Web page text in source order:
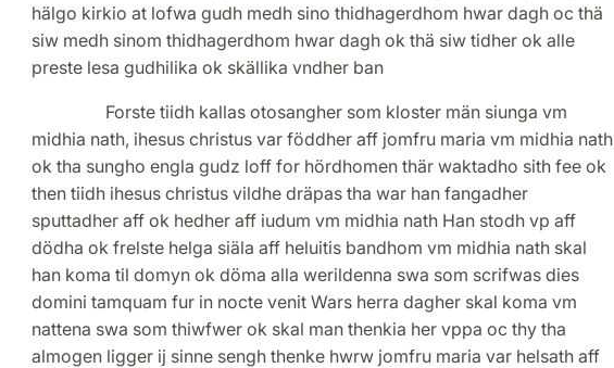
hälgo kirkio at lofwa gudh medh sino thidhagerdhom hwar dagh oc thä
siw medh sinom thidhagerdhom hwar dagh ok thä siw tidher ok alle
preste lesa gudhilika ok skällika vndher ban
Forste tiidh kallas otosangher som kloster män siunga vm
midhia nath, ihesus christus var föddher aff jomfru maria vm midhia nath
ok tha sungho engla gudz loff for hördhomen thär waktadho sith fee ok
then tiidh ihesus christus vildhe dräpas tha war han fangadher
sputtadher aff ok hedher aff iudum vm midhia nath Han stodh vp aff
dödha ok frelste helga siäla aff heluitis bandhom vm midhia nath skal
han koma til domyn ok döma alla werildenna swa som scrifwas dies
domini tamquam fur in nocte venit Wars herra dagher skal koma vm
nattena swa som thiwfwer ok skal man thenkia her vppa oc thy tha
almogen ligger ij sinne sengh thenke hwrw jomfru maria var helsath aff